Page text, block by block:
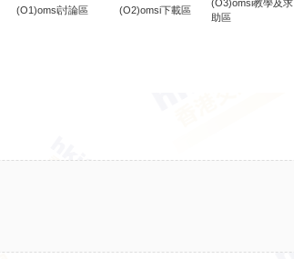
(O1)omsi討論區 (O2)omsi下載區
(O3)omsi教學及求
助區